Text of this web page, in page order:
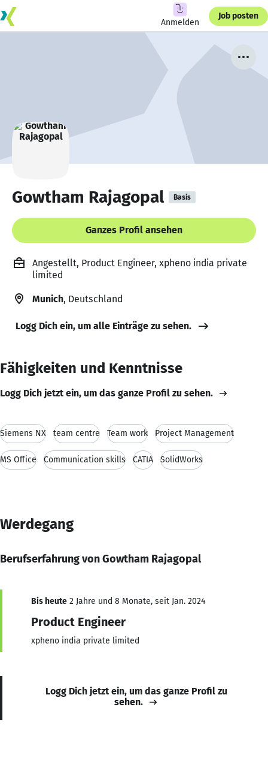
Anmelden
Job posten
Gowtham Rajagopal Basis
Ganzes Profil ansehen
Angestellt, Product Engineer, xpheno india private
limited
Munich, Deutschland
Logg Dich ein, um alle Einträge zu sehen.
Fähigkeiten und Kenntnisse
Logg Dich jetzt ein, um das ganze Profil zu sehen.
Siemens NX team centre Team work Project Management
MS Office Communication skills CATIA SolidWorks
Werdegang
Berufserfahrung von Gowtham Rajagopal
Bis heute 2 Jahre und 8 Monate, seit Jan. 2024
Product Engineer
xpheno india private limited
Logg Dich jetzt ein, um das ganze Profil zu
sehen.